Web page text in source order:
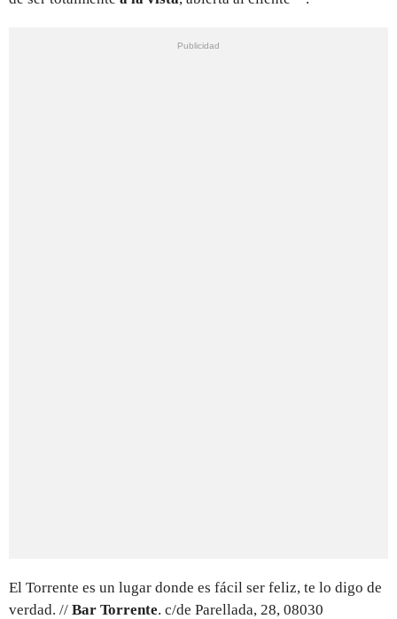
El Torrente es un lugar donde es fácil ser feliz, te lo digo de
verdad. // Bar Torrente. c/de Parellada, 28, 08030